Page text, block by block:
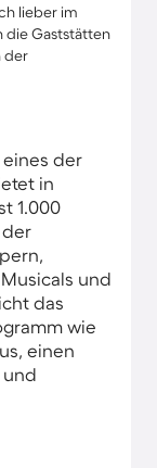
lieber im
die Gaststätten
der
eines der
in
1.000
der
und
das
wie
einen
und